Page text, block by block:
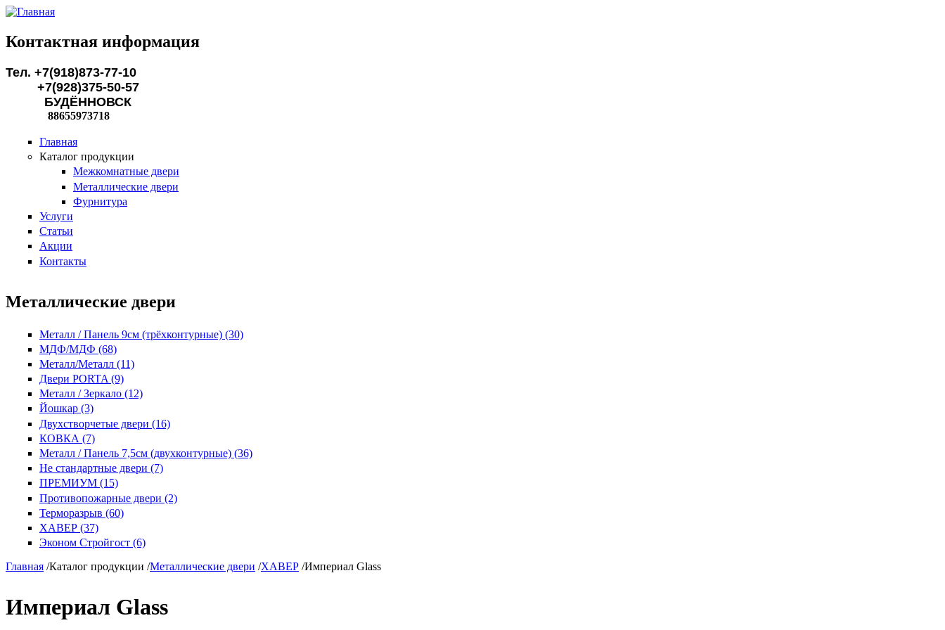
Перейти к основному содержанию
Контактная информация
Тел. +7(918)873-77-10
+7(928)375-50-57
БУДЁННОВСК
88655973718
Главная
Каталог продукции
Межкомнатные двери
Металлические двери
Фурнитура
Услуги
Статьи
Акции
Контакты
Металлические двери
Металл / Панель 9см (трёхконтурные) (30)
МДФ/МДФ (68)
Металл/Металл (11)
Двери PORTA (9)
Металл / Зеркало (12)
Йошкар (3)
Двухстворчетые двери (16)
КОВКА (7)
Металл / Панель 7,5см (двухконтурные) (36)
Не стандартные двери (7)
ПРЕМИУМ (15)
Противопожарные двери (2)
Терморазрыв (60)
ХАВЕР (37)
Эконом Стройгост (6)
Главная /Каталог продукции /Металлические двери /ХАВЕР /Империал Glass
Империал Glass